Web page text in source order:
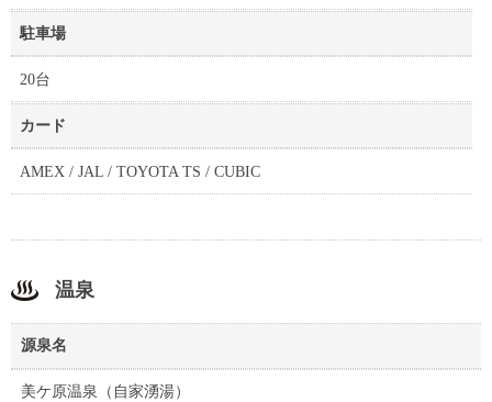
駐車場
20台
カード
AMEX / JAL / TOYOTA TS / CUBIC
温泉
源泉名
美ケ原温泉（自家湧湯）